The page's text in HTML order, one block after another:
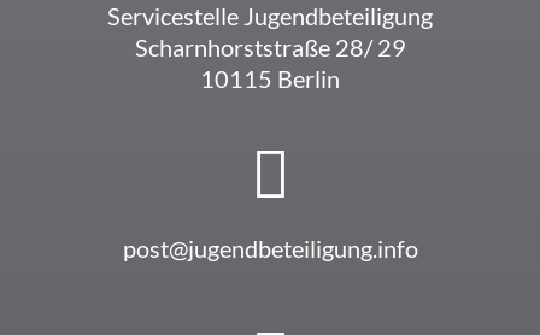
Service­stelle Jugendbeteiligung
Scharn­horst­straße 28/ 29
10115 Berlin
post@jugendbeteiligung.info